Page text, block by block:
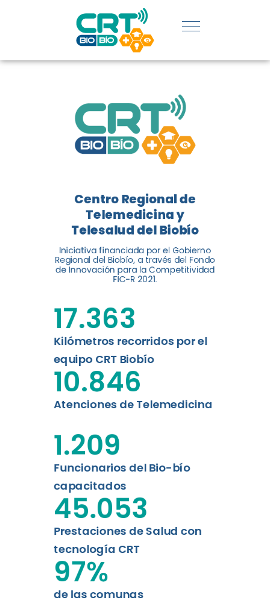
REGIÓN:
CONOCE
LOGROS
DE CRT
BIOBÍO
El Centro Regional de
Telemedicina y Telesalud del
Biobío presenta el balance de
tres años acercando la salud
digital a los habitantes...
Leer más
Centro Regional de
Telemedicina y
Telesalud del Biobío
Iniciativa financiada por el Gobierno
Regional del Biobío, a través del Fondo
de Innovación para la Competitividad
FIC-R 2021.
Kilómetros recorridos por el
equipo CRT Biobío
17.363
Atenciones de Telemedicina
10.846
Funcionarios del Bio-bío
capacitados
1.209
Prestaciones de Salud con
tecnología CRT
45.053
de las comunas
97%